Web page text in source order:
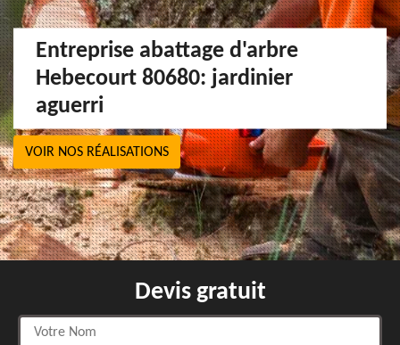
Entreprise abattage d'arbre
Hebecourt 80680: jardinier
aguerri
VOIR NOS RÉALISATIONS
Devis gratuit